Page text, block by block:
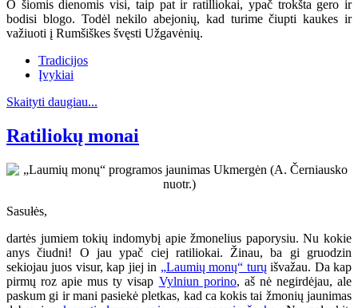
O šiomis dienomis visi, taip pat ir ratilliokai, ypač trokšta gero ir
bodisi blogo. Todėl nekilo abejonių, kad turime čiupti kaukes ir
važiuoti į Rumšiškes švęsti Užgavėnių.
Tradicijos
Įvykiai
Skaityti daugiau...
Ratiliokų monai
Sasułės,
dartės jumiem tokių indomybį apie žmonelius paporysiu. Nu kokie
anys čiudni! O jau ypač ciej ratiliokai. Žinau, ba gi gruodzin
sekiojau juos visur, kap jiej in „Laumių monų“ turų išvažau. Da kap
pirmų roz apie mus ty visap Vylniun porino, aš nė negirdėjau, ale
paskum gi ir mani pasiekė pletkas, kad ca kokis tai žmonių jaunimas